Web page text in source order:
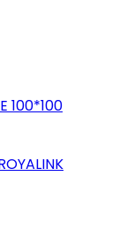
100*100